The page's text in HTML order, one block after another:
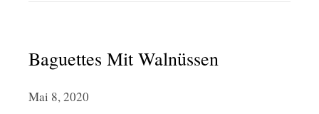
Baguettes Mit Walnüssen
Mai 8, 2020